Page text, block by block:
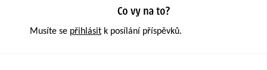
Musíte se přihlásit k posílání příspěvků.